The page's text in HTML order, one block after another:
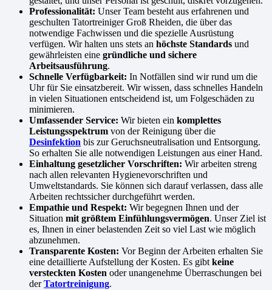
Professionalität: Unser Team besteht aus erfahrenen und
geschulten Tatortreiniger Groß Rheiden, die über das
notwendige Fachwissen und die spezielle Ausrüstung
verfügen. Wir halten uns stets an höchste Standards und
gewährleisten eine gründliche und sichere
Arbeitsausführung.
Schnelle Verfügbarkeit: In Notfällen sind wir rund um die
Uhr für Sie einsatzbereit. Wir wissen, dass schnelles Handeln
in vielen Situationen entscheidend ist, um Folgeschäden zu
minimieren.
Umfassender Service: Wir bieten ein komplettes
Leistungsspektrum von der Reinigung über die
Desinfektion bis zur Geruchsneutralisation und Entsorgung.
So erhalten Sie alle notwendigen Leistungen aus einer Hand.
Einhaltung gesetzlicher Vorschriften: Wir arbeiten streng
nach allen relevanten Hygienevorschriften und
Umweltstandards. Sie können sich darauf verlassen, dass alle
Arbeiten rechtssicher durchgeführt werden.
Empathie und Respekt: Wir begegnen Ihnen und der
Situation mit größtem Einfühlungsvermögen. Unser Ziel ist
es, Ihnen in einer belastenden Zeit so viel Last wie möglich
abzunehmen.
Transparente Kosten: Vor Beginn der Arbeiten erhalten Sie
eine detaillierte Aufstellung der Kosten. Es gibt keine
versteckten Kosten oder unangenehme Überraschungen bei
derTatortreinigung.